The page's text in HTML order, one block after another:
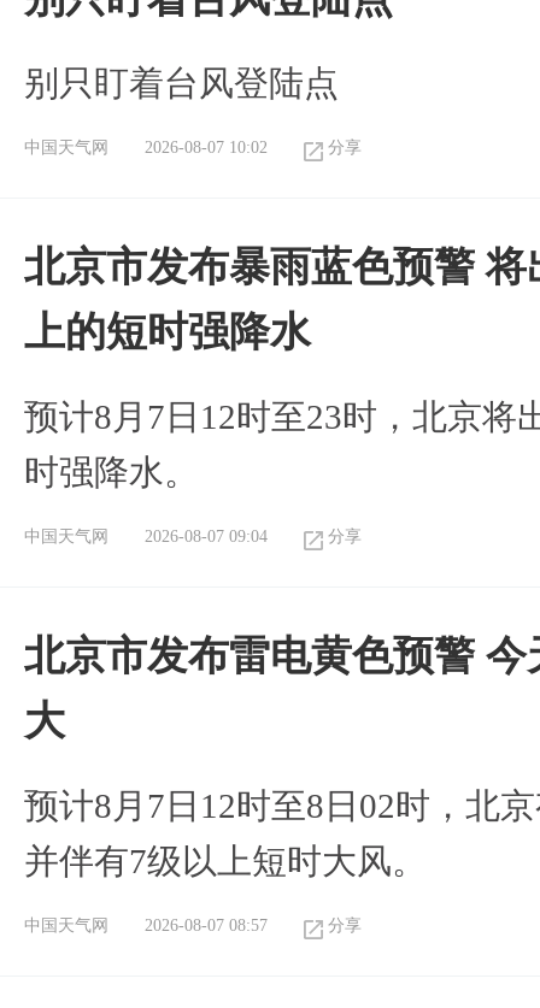
别只盯着台风登陆点
中国天气网 2026-08-07 10:02 分享
北京市发布暴雨蓝色预警
上的短时强降水
预计8月7日12时至23时，北京将
时强降水。
中国天气网 2026-08-07 09:04 分享
北京市发布雷电黄色预警
大
预计8月7日12时至8日02时，北
并伴有7级以上短时大风。
中国天气网 2026-08-07 08:57 分享